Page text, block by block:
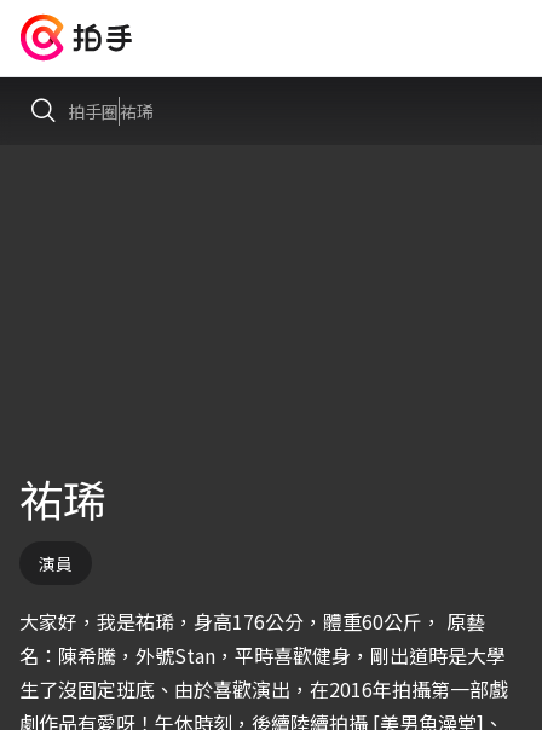
拍手圈祐琋
祐琋
演員
大家好，我是祐琋，身高176公分，體重60公斤， 原藝
名：陳希騰，外號Stan，平時喜歡健身，剛出道時是大學
生了沒固定班底、由於喜歡演出，在2016年拍攝第一部戲
劇作品有愛呀！午休時刻，後續陸續拍攝 [美男魚澡堂]、